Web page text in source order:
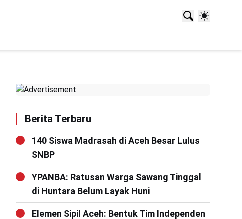
Berita Terbaru
140 Siswa Madrasah di Aceh Besar Lulus
SNBP
YPANBA: Ratusan Warga Sawang Tinggal
di Huntara Belum Layak Huni
Elemen Sipil Aceh: Bentuk Tim Independen